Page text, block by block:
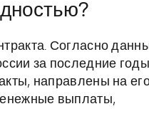
Согласно
за последние годы
направлены на
выплаты,